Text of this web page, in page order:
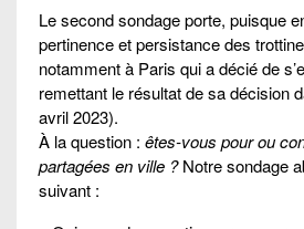
Le second sondage porte, puisque
pertinence et persistance des
notamment à Paris qui a décié de
remettant le résultat de sa décision
avril 2023).
À la question : êtes-vous pour ou
partagées en ville ?Notre sondage
suivant :